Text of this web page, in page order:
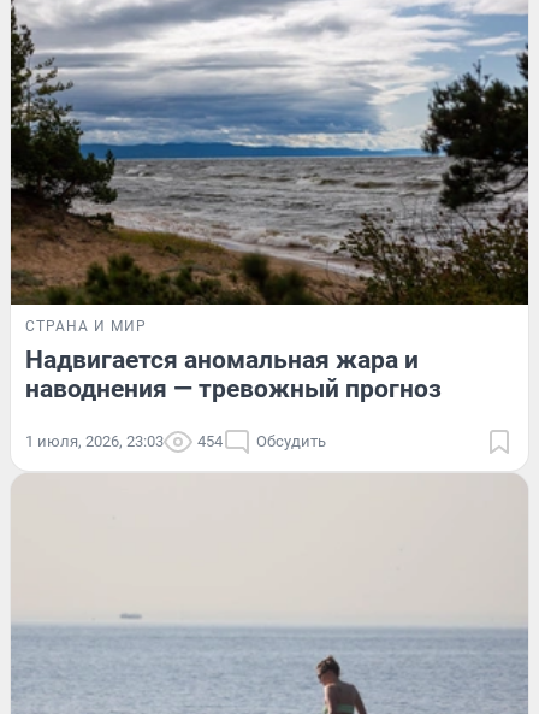
СТРАНА И МИР
Надвигается аномальная жара и
наводнения — тревожный прогноз
1 июля, 2026, 23:03 454 Обсудить